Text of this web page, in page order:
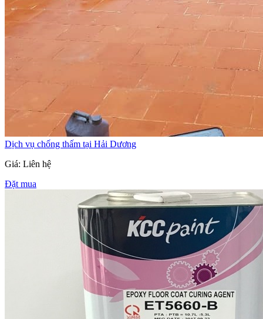
Dịch vụ chống thấm tại Hải Dương
Giá: Liên hệ
Đặt mua